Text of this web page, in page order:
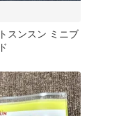
スンスン ミニブ